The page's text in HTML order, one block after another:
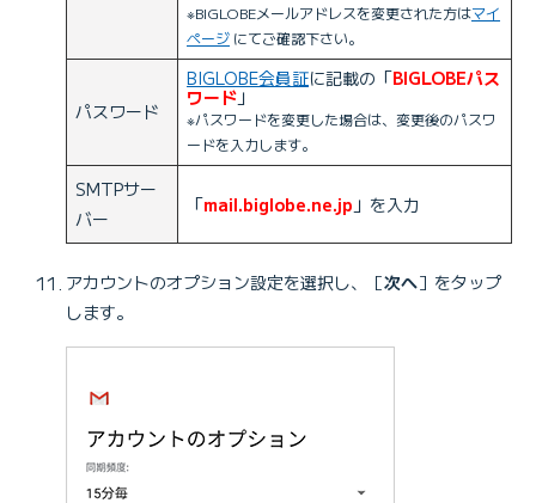
※BIGLOBEメールアドレスを変更された方はマイ
ページ にてご確認下さい。
パスワード
BIGLOBE会員証に記載の「BIGLOBEパス
ワード 」
※パスワードを変更した場合は、変更後のパスワ
ードを入力します。
SMTPサー
バー
「mail.biglobe.ne.jp 」を入力
アカウントのオプション設定を選択し、［次へ］をタップ
します。